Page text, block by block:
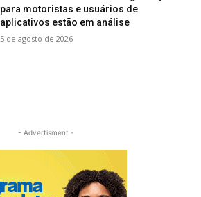
para motoristas e usuários de
aplicativos estão em análise
5 de agosto de 2026
- Advertisment -